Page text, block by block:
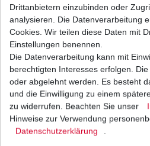
Filter
Blinkrelais Suzuki
UVP 43,00 €
1 Stück | 28,90 € /
Drittanbietern einzubinden oder
analysieren. Die Datenverarbeitung
Cookies. Wir teilen diese Daten mit
Einstellungen benennen.
Die Datenverarbeitung kann mit
berechtigten Interesses erfolgen.
oder abgelehnt werden. Es besteht
und die Einwilligung zu einem
zu widerrufen. Beachten Sie unser
Hinweise zur Verwendung
Daten­schutz­erklärung
.